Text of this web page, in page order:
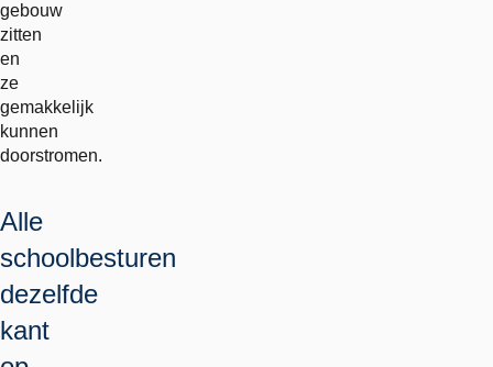
gebouw
zitten
en
ze
gemakkelijk
kunnen
doorstromen.
Alle
schoolbesturen
dezelfde
kant